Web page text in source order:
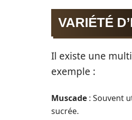
VARIÉTÉ
Il existe une
exemple :
Muscade : Souvent
sucrée.